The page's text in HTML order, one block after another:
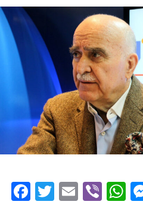
F
T
E
Vi W